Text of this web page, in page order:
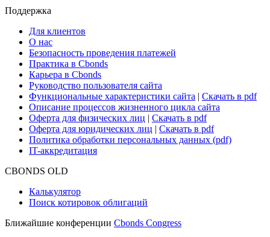
Поддержка
Для клиентов
О нас
Безопасность проведения платежей
Практика в Cbonds
Карьера в Cbonds
Руководство пользователя сайта
Функциональные характеристики сайта | Скачать в pdf
Описание процессов жизненного цикла сайта
Оферта для физических лиц | Скачать в pdf
Оферта для юридических лиц | Скачать в pdf
Политика обработки персональных данных (pdf)
IT-аккредитация
CBONDS OLD
Калькулятор
Поиск котировок облигаций
Ближайшие конференции Cbonds Congress